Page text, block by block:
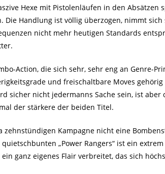
Hexe mit Pistolenläufen in den Absätzen
Die Handlung ist völlig überzogen, nimmt
nicht mehr heutigen Standards
Action, die sich sehr, sehr eng an Genre-
und freischaltbare Moves
sicher nicht jedermanns Sache sein, ist aber
der stärkere der beiden Titel.
Kampagne nicht eine
„Power Rangers“ ist ein
ganz eigenes Flair verbreitet, das sich